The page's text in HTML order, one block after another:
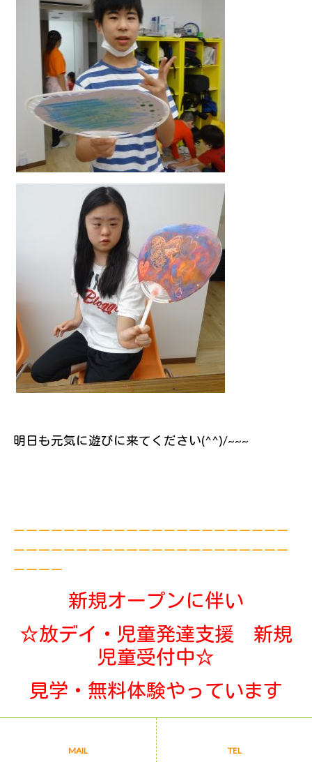
明日も元気に遊びに来てください(^^)/~~~
ーーーーーーーーーーーーーーーーーーーーーー
ーーーーーーーーーーーーーーーーーーーーーー
ーーーー
新規オープンに伴い
☆放デイ・児童発達支援 新規
児童受付中☆
見学・無料体験やっています
ご利用曜日はご相談ください
連絡先：０９０－４２０５－６０７７
MAIL TEL